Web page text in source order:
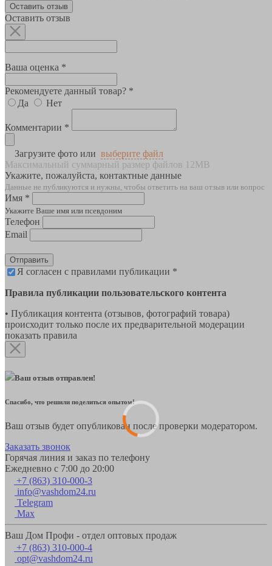
Оставить отзыв
Оставить отзыв
Ваша оценка *
Рекомендуете данный товар? *
Да
Нет
Комментарии *
Загрузите фото или выберите файл
Максимальный суммарный размер файлов 12MB
Укажите, пожалуйста, контактные данные
Данные не публикуются и нужны, чтобы ответить на ваш отзыв или вопрос
Имя *
Укажите Ваше имя или псевдоним
Телефон
Email
Отправить
Я согласен с правилами публикации *
Правила публикации пользовательского контента
• Публикация контента (отзывов, фотографий товара)
происходит только после их предварительной модерации
показать правила
Ваш отзыв отправлен!
Спасибо, что решили поделиться опытом!
Ваш отзыв будет опубликован после проверки модератором.
Заказать звонок
Горячая линия и заказ по телефону
Ежедневно с 7:00 до 20:00
+7 (863) 310-000-3
info@vashdom24.ru
Telegram
Max
Ваш Дом Профи - отдел оптовых продаж
+7 (863) 310-000-4
opt@vashdom24.ru